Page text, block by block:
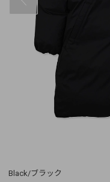
Black/ブラック